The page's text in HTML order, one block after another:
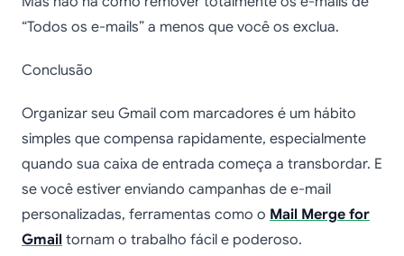
“Todos os e-mails” a menos que você os exclua.
Conclusão
Organizar seu Gmail com marcadores é um hábito
simples que compensa rapidamente, especialmente
quando sua caixa de entrada começa a transbordar. E
se você estiver enviando campanhas de e-mail
personalizadas, ferramentas como o Mail Merge for
Gmail tornam o trabalho fácil e poderoso.